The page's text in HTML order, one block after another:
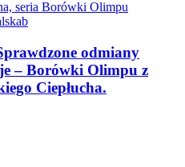
odmiany
– Borówki Olimpu z
Ciepłucha.